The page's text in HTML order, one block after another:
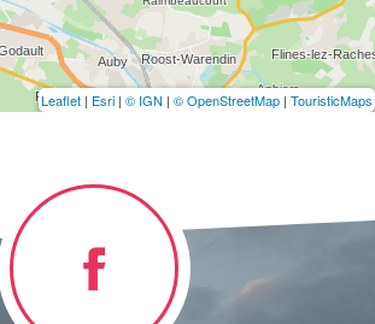
Leaflet | Esri | © IGN | © OpenStreetMap | TouristicMaps